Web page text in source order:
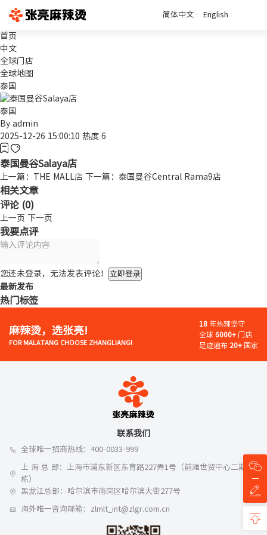
简体中文 English
首页
中文
全球门店
全球地图
泰国
泰国
By admin
2025-12-26 15:00:10 热度 6
泰国曼谷Salaya店
上一篇：THE MALL店 下一篇：泰国曼谷Central Rama9店
相关文章
评论 (0)
上一页 下一页
我要点评
您还未登录，无法发表评论！ 立即登录
最新发布
热门标签
麻辣烫，选张亮!
FOR MALATANG CHOOSE ZHANGLIANG!
18 年热辣坚守
全球 6000+ 门店
足迹遍布 20+ 国家
联系我们
全球唯一招商热线：400-0033-999
上 海 总 部：上海市浦东新区东育路227弄1号（前滩世贸中心二期A
栋）
黑龙江总部：哈尔滨市南岗区哈尔滨大街277号
海外唯一咨询邮箱：zlmlt_int@zlgr.com.cn